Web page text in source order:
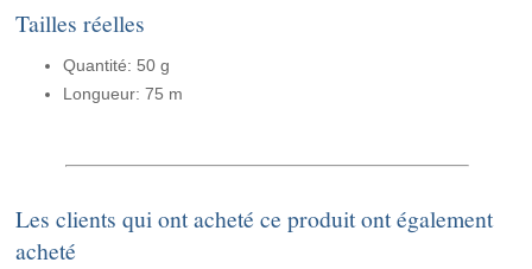
Tailles réelles
Quantité: 50 g
Longueur: 75 m
Les clients qui ont acheté ce produit ont également
acheté